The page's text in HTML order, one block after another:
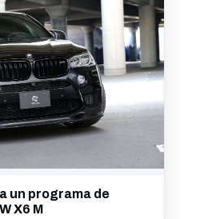
un programa de
X6 M